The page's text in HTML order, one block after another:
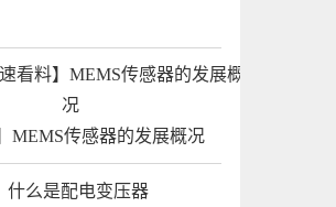
MEMS传感器的发展概况